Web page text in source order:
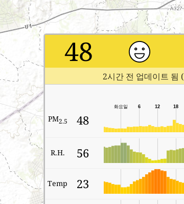
48
2시간 전 업데이트 됨 (
PM2.5 48
18
12
6
화요일
R.H. 56
Temp 23